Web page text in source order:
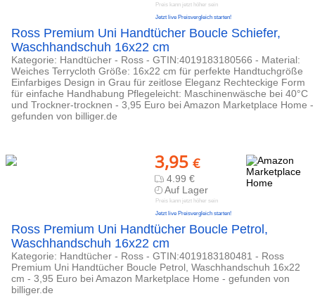
Preis kann jetzt höher sein
Jetzt live Preisvergleich starten!
Ross Premium Uni Handtücher Boucle Schiefer,
Waschhandschuh 16x22 cm
Kategorie: Handtücher - Ross - GTIN:4019183180566 - Material:
Weiches Terrycloth Größe: 16x22 cm für perfekte Handtuchgröße
Einfarbiges Design in Grau für zeitlose Eleganz Rechteckige Form
für einfache Handhabung Pflegeleicht: Maschinenwäsche bei 40°C
und Trockner-trocknen - 3,95 Euro bei Amazon Marketplace Home -
gefunden von billiger.de
3,95 €
4.99 €
Auf Lager
Preis kann jetzt höher sein
Jetzt live Preisvergleich starten!
Ross Premium Uni Handtücher Boucle Petrol,
Waschhandschuh 16x22 cm
Kategorie: Handtücher - Ross - GTIN:4019183180481 - Ross
Premium Uni Handtücher Boucle Petrol, Waschhandschuh 16x22
cm - 3,95 Euro bei Amazon Marketplace Home - gefunden von
billiger.de